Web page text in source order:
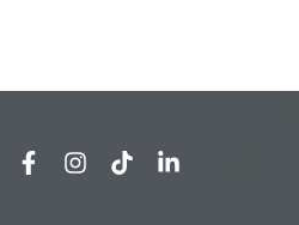
la Salud
Empresariales